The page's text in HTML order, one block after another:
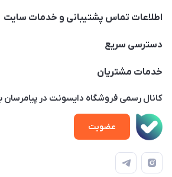
اطلاعات تماس پشتیبانی و خدمات سایت
02122913970 داخلی 219
پلاک 23 – طبقه 3
دسترسی سریع
خانه
ویدئو‌های آموزشی
دفترچه راهنمای محصولات
درباره ما
خدمات مشتریان
امور مشتریان
حساب کاربری
قوانین و مقررات
کانال رسمی فروشگاه دایسونت در پیامرسان
عضویت